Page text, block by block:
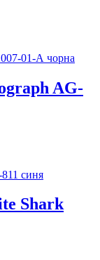
AG-
Shark